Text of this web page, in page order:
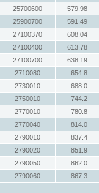
25700600
579.98
25900700
591.49
27100370
608.04
27100400
613.78
27100700
638.19
2710080
654.8
2730010
688.0
2750010
744.2
2770010
780.8
2770040
814.0
2790010
837.4
2790020
851.9
2790050
862.0
2790060
867.3